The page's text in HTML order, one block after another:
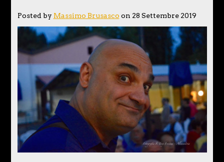
Posted by Massimo Brusasco on 28 Settembre 2019